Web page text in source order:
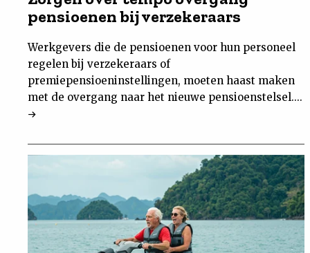
Nieuwsbrief
Contact
pensioenen bij verzekeraars
Werkgevers die de pensioenen voor hun personeel
regelen bij verzekeraars of
premiepensioeninstellingen, moeten haast maken
met de overgang naar het nieuwe pensioenstelsel....